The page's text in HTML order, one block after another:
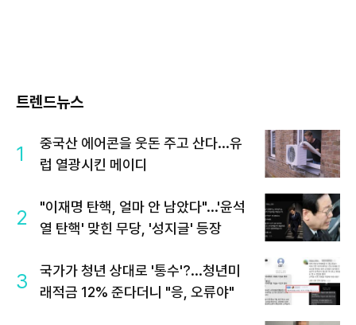
트렌드뉴스
1
중국산 에어콘을 웃돈 주고 산다...유
럽 열광시킨 메이디
2
"이재명 탄핵, 얼마 안 남았다"...'윤석
열 탄핵' 맞힌 무당, '성지글' 등장
3
국가가 청년 상대로 '통수'?...청년미
래적금 12% 준다더니 "응, 오류야"